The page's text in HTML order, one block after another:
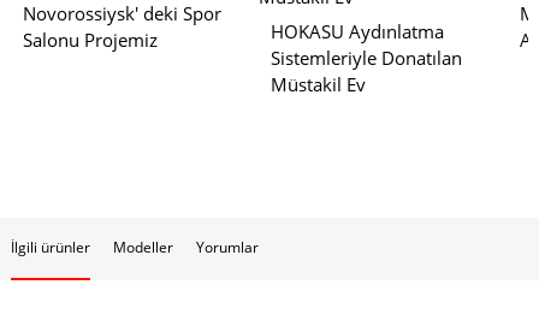
Novorossiysk' deki Spor
Salonu Projemiz
HOKASU Aydınlatma
Sistemleriyle Donatılan
Müstakil Ev
İlgili ürünler Modeller Yorumlar